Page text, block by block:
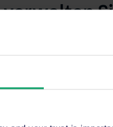
die Bewertungen
die ihre Kritik
Alle
Art und Weise
aber Sie können sie